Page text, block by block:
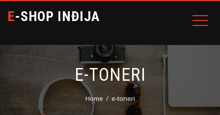
E-SHOP INĐIJA
E-TONERI
Home e-toneri